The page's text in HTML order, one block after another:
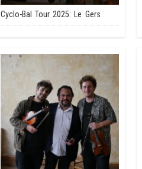
Cyclo-Bal Tour 2025: Le Gers